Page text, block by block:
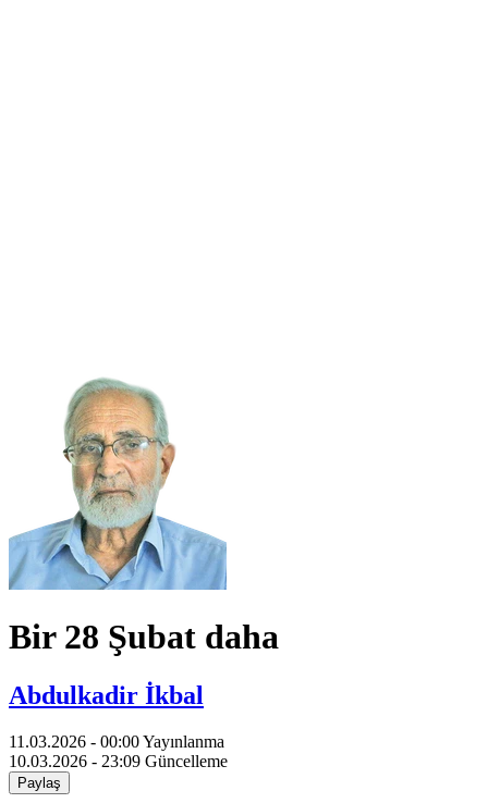
Bir 28 Şubat daha
Abdulkadir İkbal
11.03.2026 - 00:00Yayınlanma
10.03.2026 - 23:09 Güncelleme
Paylaş